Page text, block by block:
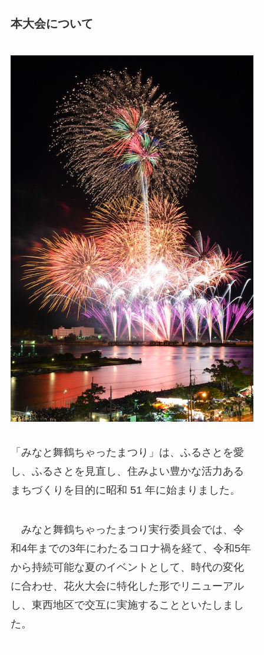
本大会について
「みなと舞鶴ちゃったまつり」は、ふるさとを愛
し、ふるさとを見直し、住みよい豊かな活力ある
まちづくりを目的に昭和 51 年に始まりました。
みなと舞鶴ちゃったまつり実行委員会では、令
和4年までの3年にわたるコロナ禍を経て、令和5年
から持続可能な夏のイベントとして、時代の変化
に合わせ、花火大会に特化した形でリニューアル
し、東西地区で交互に実施することといたしまし
た。